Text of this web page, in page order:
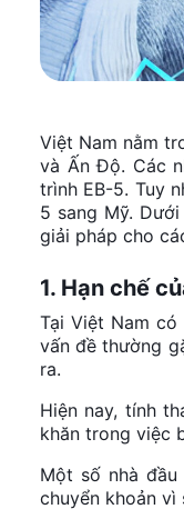
Việt Nam nằm
và Ấn Độ. Các
trình EB-5. Tuy
5 sang Mỹ.
giải pháp cho
1. Hạn chế
Tại Việt Nam
vấn đề thường
ra.
Hiện nay, tính
khăn trong việc
Một số nhà
chuyển khoản